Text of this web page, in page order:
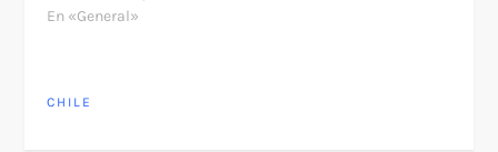
En «General»
CHILE